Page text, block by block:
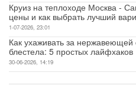
Круиз на теплоходе Москва -
цены и как выбрать лучший
1-07-2026, 23:01
Как ухаживать за нержавеющей
блестела: 5 простых лайфхаков
30-06-2026, 14:19